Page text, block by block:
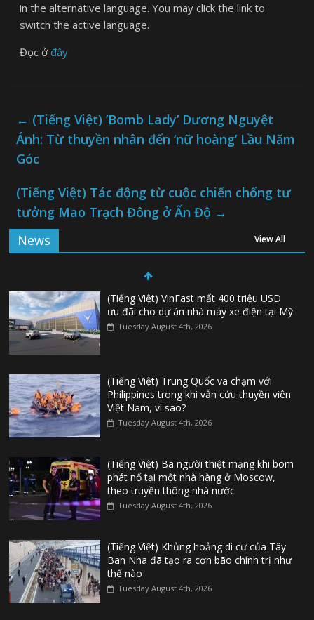
in the alternative language. You may click the link to
switch the active language.
Đọc ởđây
← (Tiếng Việt) ’Bomb Lady’ Dương Nguyệt
Ánh: Từ thuyền nhân đến ‘nữ hoàng’ Lầu Năm
Góc
(Tiếng Việt) Tác động từ cuộc chiến chống tư
tưởng Mao Trạch Đông ở Ấn Độ →
News
View All
(Tiếng Việt) VinFast mất 400 triệu USD
ưu đãi cho dự án nhà máy xe điện tại Mỹ
Tuesday August 4th, 2026
(Tiếng Việt) Trung Quốc va chạm với
Philippines trong khi vẫn cứu thuyền viên
Việt Nam, vì sao?
Tuesday August 4th, 2026
(Tiếng Việt) Ba người thiệt mạng khi bom
phát nổ tại một nhà hàng ở Moscow,
theo truyền thông nhà nước
Tuesday August 4th, 2026
(Tiếng Việt) Khủng hoảng di cư của Tây
Ban Nha đã tạo ra cơn bão chính trị như
thế nào
Tuesday August 4th, 2026